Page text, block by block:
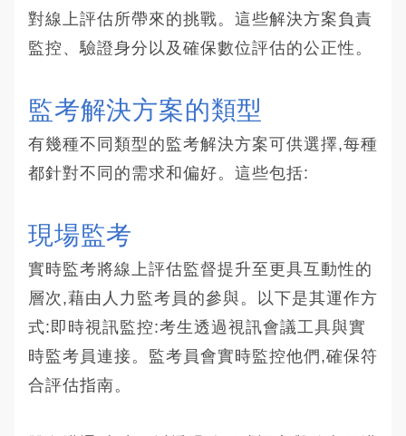
對線上評估所帶來的挑戰。這些解決方案負責
監控、驗證身分以及確保數位評估的公正性。
監考解決方案的類型
有幾種不同類型的監考解決方案可供選擇,每種
都針對不同的需求和偏好。這些包括:
現場監考
實時監考將線上評估監督提升至更具互動性的
層次,藉由人力監考員的參與。以下是其運作方
式:即時視訊監控:考生透過視訊會議工具與實
時監考員連接。監考員會實時監控他們,確保符
合評估指南。